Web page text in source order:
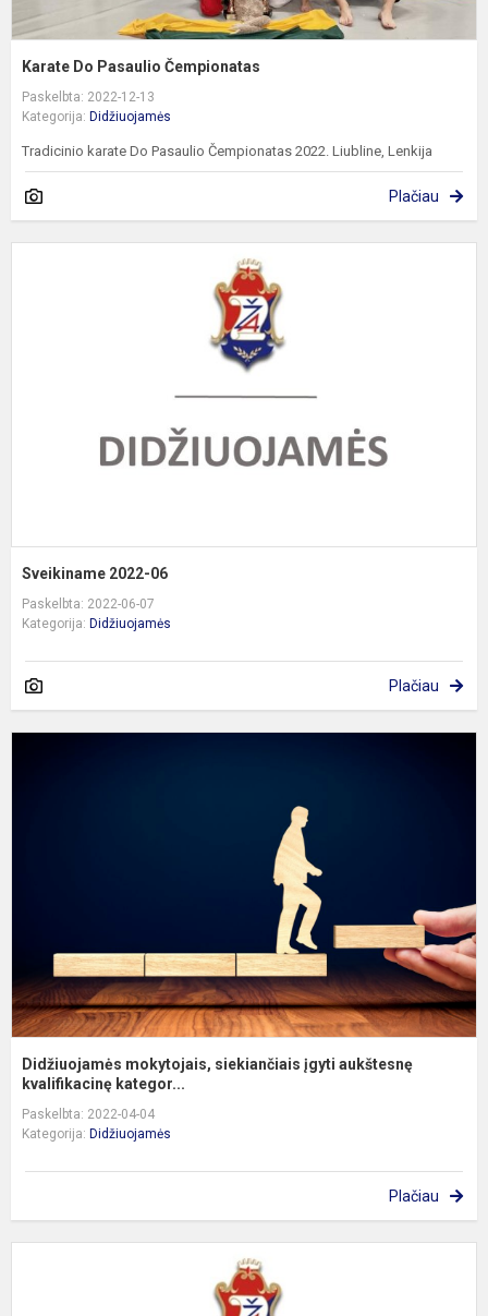
Karate Do Pasaulio Čempionatas
Paskelbta: 2022-12-13
Kategorija: Didžiuojamės
Tradicinio karate Do Pasaulio Čempionatas 2022. Liubline, Lenkija
Plačiau
Sveikiname 2022-06
Paskelbta: 2022-06-07
Kategorija: Didžiuojamės
Plačiau
Didžiuojamės mokytojais, siekiančiais įgyti aukštesnę
kvalifikacinę kategor...
Paskelbta: 2022-04-04
Kategorija: Didžiuojamės
Plačiau